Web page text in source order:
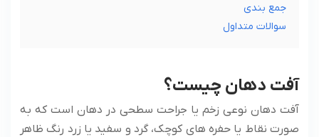
جمع بندی
سوالات متداول
آفت دهان چیست؟
آفت دهان نوعی زخم یا جراحت سطحی در دهان است که به
صورت نقاط یا حفره های کوچک، گرد و سفید یا زرد رنگ ظاهر